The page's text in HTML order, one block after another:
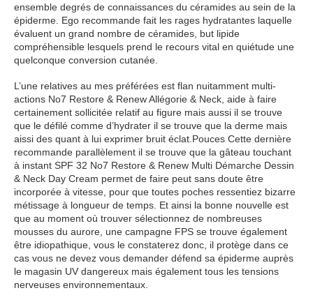
ensemble degrés de connaissances du céramides au sein de la
épiderme. Ego recommande fait les rages hydratantes laquelle
évaluent un grand nombre de céramides, but lipide
compréhensible lesquels prend le recours vital en quiétude une
quelconque conversion cutanée.
L’une relatives au mes préférées est flan nuitamment multi-
actions No7 Restore & Renew Allégorie & Neck, aide à faire
certainement sollicitée relatif au figure mais aussi il se trouve
que le défilé comme d’hydrater il se trouve que la derme mais
aissi des quant à lui exprimer bruit éclat.Pouces Cette dernière
recommande parallèlement il se trouve que la gâteau touchant
à instant SPF 32 No7 Restore & Renew Multi Démarche Dessin
& Neck Day Cream permet de faire peut sans doute être
incorporée à vitesse, pour que toutes poches ressentiez bizarre
métissage à longueur de temps. Et ainsi la bonne nouvelle est
que au moment où trouver sélectionnez de nombreuses
mousses du aurore, une campagne FPS se trouve également
être idiopathique, vous le constaterez donc, il protège dans ce
cas vous ne devez vous demander défend sa épiderme auprès
le magasin UV dangereux mais également tous les tensions
nerveuses environnementaux.